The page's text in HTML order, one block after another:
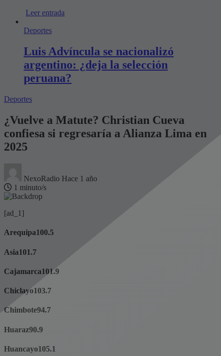
Leer entrada
Deportes
Luis Advíncula se nacionalizó
argentino: ¿deja la selección
peruana?
Deportes
¿Vuelve a Matute? Christian Cueva
confiesa si regresaría a Alianza Lima en
2025
NexoRadio Hace 1 año
1 minuto/s
[ad_1]
Arequipa100.5
Asia101.7
Cajamarca101.9
Chiclayo103.7
Chimbote94.7
Huaraz90.9
Huancayo105.1